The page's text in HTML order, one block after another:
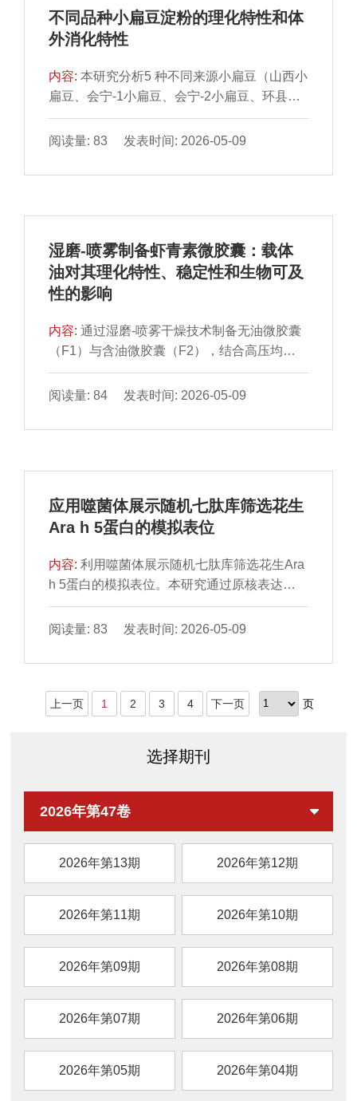
子尺寸具有明显的相关性。结果显示，分子尺
寸较小的DHN与HACS形成了V型晶体结构，
因而具有较高的抗性淀粉相对含量（62%）；
而尺度更大的EGC/EGCG则受空间位阻限制
通过氢键作用形成无定形复合物，因而抗性淀
淀粉消化性能。
显示，烤箱制备产品的鲜味属性
（7.34±0.14）和砂锅制备产品的咸味属性
法确定咸味和鲜味属性的感知强度分别在口腔
加工10 s（7.50±0.33）和20 s（7.35±0.08）
时达峰值。本研究建立的方法能够有效区分不
同工艺条件下盐焗乳鸽产品的感官滋味特征差
不同品种小扁豆淀粉的理化特性和体
外消化特性
内容:本研究分析5 种不同来源小扁豆（山西小
扁豆、会宁-1小扁豆、会宁-2小扁豆、环县小
扁豆及安定小扁豆）淀粉的理化与功能特性差
异。结果表明，不同品种间淀粉组成（直链淀
（4.16%～6.67%）、膨润力（9.32%～
64.118 ℃）存在显著差异，其中山西小扁豆淀
最低膨润力（9.32%），凝胶硬度最大（2
843.504 g）、弹性最佳；而会宁-1小扁豆淀粉
则呈现最高峰值黏度（6 521.333 cP）与膨润
最高（0.644）但硬度最低（2 198.089 g）。
快消化淀粉含量亦存在显著差异，抗性淀粉相
对含量介于12.45%（山西小扁豆）～17.57%
（会宁-2小扁豆），可作为抗性淀粉的优良来
性为区分不同品种小扁豆淀粉的关键指标。小
扁豆直链淀粉含量影响热稳定性与凝胶强度，
支链淀粉影响峰值黏度与膨胀性能，这为不同
品种小扁豆在凝胶制品、增稠剂及快速加工食
品中的定向应用提供了理论依据。
阅读量: 83 发表时间: 2026-05-09
湿磨-喷雾制备虾青素微胶囊：载体
油对其理化特性、稳定性和生物可及
性的影响
内容:通过湿磨-喷雾干燥技术制备无油微胶囊
（F1）与含油微胶囊（F2），结合高压均质-
喷雾干燥技术制备含赋形剂乳液微胶囊
（F3），以物化性质、微观形态、包封效率和
定性，并使用体外模拟消化模型阐明各微胶囊
优，虾青素负载量最高（10.12%），水分质
达98.36%。扫描电镜显示其表面光滑、包覆
完整，差示扫描量热、傅里叶变换红外光谱和
时，F1的表观溶解度分别是游离虾青素、F2
和F3的6.41、2.30、2.32 倍，再水化后粒径最
小（420.83 nm），F2次之（441.28 nm），
分散稳定性良好。经100 ℃处理，F1及其再分
后，F1虾青素保留率仍高于81%，是F2和F3
的1.04～1.08 倍；储存70 d的再分散液中，F1
外，F1的生物可及性是游离虾青素和F3的
1.30 倍。综上，湿磨-喷雾干燥制备的无载体
油虾青素微胶囊在物化特性、稳定性及生物可
及性上优势突出，研究结果为其在食品和医药
阅读量: 84 发表时间: 2026-05-09
应用噬菌体展示随机七肽库筛选花生
Ara h 5蛋白的模拟表位
内容:利用噬菌体展示随机七肽库筛选花生Ara
h 5蛋白的模拟表位。本研究通过原核表达体
系获得的Ara h 5蛋白作为免疫原，利用小鼠动
物模型制备抗Ara h 5蛋白抗体，通过亲和层析
抗体后，以其为靶标，进行3 轮噬菌体展示七
序，结果获得了3 条Ara h 5的模拟表位，分别
表位特异性免疫疗法提供了重要基础。
阅读量: 83 发表时间: 2026-05-09
上一页 1 2 3 4 下一页 页
选择期刊
2026年第47卷
2026年第13期 2026年第12期
2026年第11期 2026年第10期
2026年第09期 2026年第08期
2026年第07期 2026年第06期
2026年第05期 2026年第04期